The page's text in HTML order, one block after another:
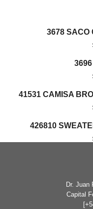
3678 SACO
41531 CAMISA
426810
Dr. Juan
Capital